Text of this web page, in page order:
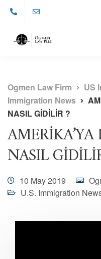
Ogmen Law Firm US
Immigration News
NASIL GİDİLİR ?
NASIL
10 May 2019
U.S. Immigration